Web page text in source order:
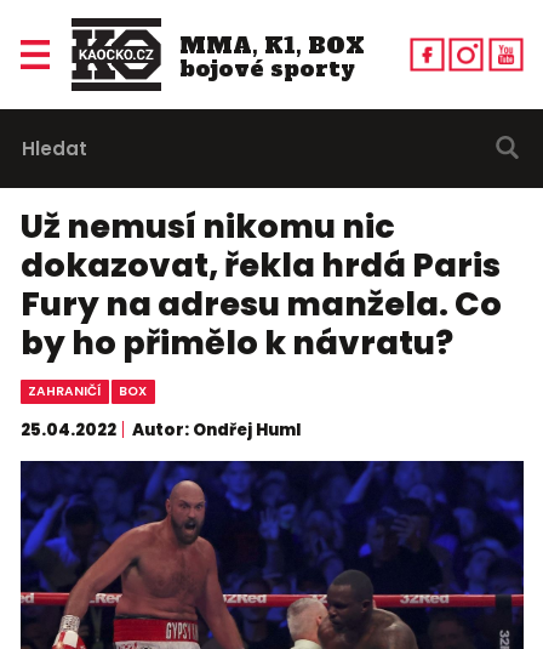
MMA, K1, BOX
bojové sporty
Už nemusí nikomu nic
dokazovat, řekla hrdá Paris
Fury na adresu manžela. Co
by ho přimělo k návratu?
ZAHRANIČÍ BOX
25.04.2022 Autor: Ondřej Huml